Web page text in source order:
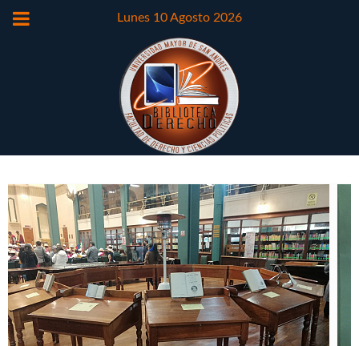
Lunes 10 Agosto 2026